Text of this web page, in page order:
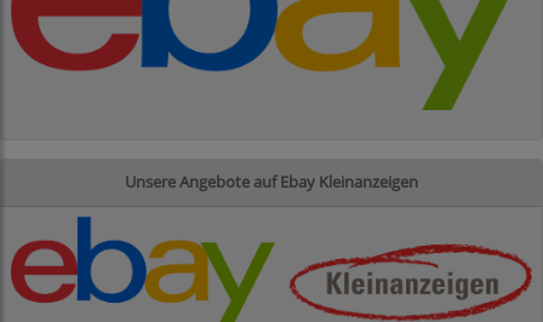
Unsere Angebote auf Ebay Kleinanzeigen